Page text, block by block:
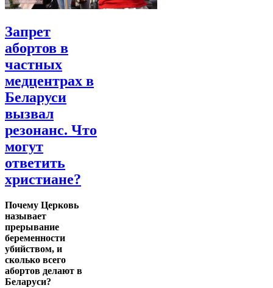
Запрет
абортов в
частных
медцентрах в
Беларуси
вызвал
резонанс. Что
могут
ответить
христиане?
Почему Церковь
называет
прерывание
беременности
убийством, и
сколько всего
абортов делают в
Беларуси?